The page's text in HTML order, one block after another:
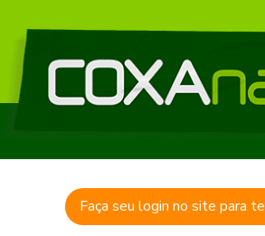
Faça seu login no site para